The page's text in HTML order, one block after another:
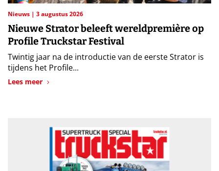
Nieuws 3 augustus 2026
Nieuwe Strator beleeft wereldpremière op
Profile Truckstar Festival
Twintig jaar na de introductie van de eerste Strator is
tijdens het Profile...
Lees meer